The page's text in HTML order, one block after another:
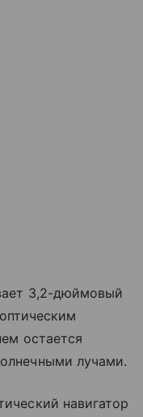
3,2-дюймовый
остается
лучами.
навигатор